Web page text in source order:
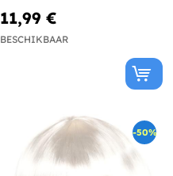
11,99 €
BESCHIKBAAR
-50%